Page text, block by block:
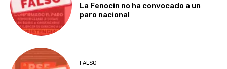
La Fenocin no ha convocado a un
paro nacional
FALSO